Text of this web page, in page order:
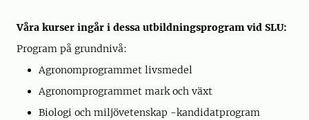
Våra kurser ingår i dessa utbildningsprogram vid SLU:
Program på grundnivå:
Agronomprogrammet livsmedel
Agronomprogrammet mark och växt
Biologi och miljövetenskap -kandidatprogram